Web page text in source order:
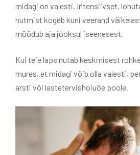
midagi on valesti. Intensiivset,
nutmist kogeb kuni veerand
möödub aja jooksul iseenesest.
Kui teie laps nutab keskmisest
mures, et midagi võib olla valesti,
arsti või lastetervishoiuõe poole.